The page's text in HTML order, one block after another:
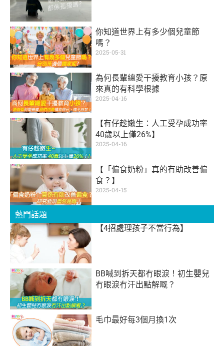
你知道世界上有多少個兒童節
嗎？
2025-05-31
為何長輩總愛干擾教育小孩？原
來真的有科學根據
2025-04-16
【有仔趁嫩生：人工受孕成功率
40歲以上僅26%】
2025-04-16
【「偏食奶粉」真的有助改善偏
食？】
2025-04-15
熱門話題
【4招處理孩子不當行為】
BB喊到拆天都冇眼淚！初生嬰兒
冇眼淚冇汗出點解嘅？
毛巾最好每3個月換1次